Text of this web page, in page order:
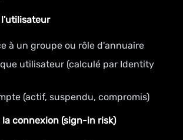
l'utilisateur
à un groupe ou rôle d'annuaire
utilisateur (calculé par Identity
(actif, suspendu, compromis)
la connexion (sign-in risk)